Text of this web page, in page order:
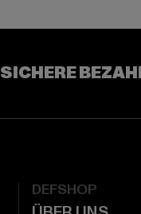
SICHERE
DEFSHOP